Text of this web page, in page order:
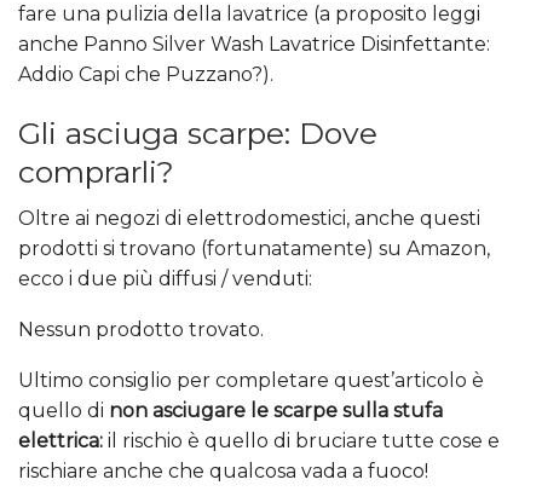
fare una pulizia della lavatrice (a proposito leggi
anche Panno Silver Wash Lavatrice Disinfettante:
Addio Capi che Puzzano?).
Gli asciuga scarpe: Dove
comprarli?
Oltre ai negozi di elettrodomestici, anche questi
prodotti si trovano (fortunatamente) su Amazon,
ecco i due più diffusi / venduti:
Nessun prodotto trovato.
Ultimo consiglio per completare quest’articolo è
quello di non asciugare le scarpe sulla stufa
elettrica: il rischio è quello di bruciare tutte cose e
rischiare anche che qualcosa vada a fuoco!